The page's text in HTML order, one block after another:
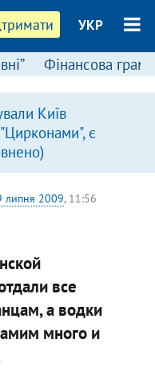
УКР
Фінансова
Київ
є
липня 2009, 11:56
все
а водки
много и